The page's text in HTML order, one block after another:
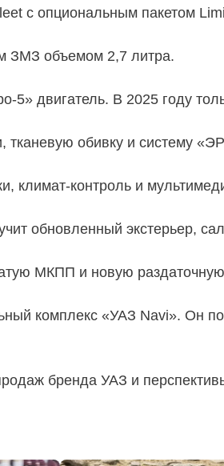
с опциональным пакетом
ЗМЗ объемом 2,7 литра.
5» двигатель. В 2025 году
тканевую обивку и систему
климат-контроль и
обновленный экстерьер,
МКПП и новую раздаточную
комплекс «УАЗ Navi». Он
бренда УАЗ и